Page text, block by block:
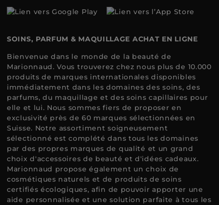
SOINS, PARFUM & MAQUILLAGE ACHAT EN LIGNE
Bienvenue dans le monde de la beauté de
Marionnaud. Vous trouverez chez nous plus de 10.000
produits de marques internationales disponibles
immédiatement dans les domaines des soins, des
parfums, du maquillage et des soins capillaires pour
elle et lui. Nous sommes fiers de proposer en
exclusivité près de 60 marques sélectionnées en
Suisse. Notre assortiment soigneusement
sélectionné est complété dans tous les domaines
par des propres marques de qualité et un grand
choix d'accessoires de beauté et d'idées cadeaux.
Marionnaud propose également un choix de
cosmétiques naturels et de produits de soins
certifiés écologiques, afin de pouvoir apporter une
aide personnalisée et une solution parfaite à tous les